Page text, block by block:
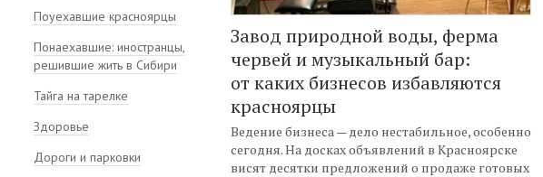
Поуехавшие красноярцы
Понаехавшие: иностранцы,
решившие жить в Сибири
Тайга на тарелке
Здоровье
Дороги и парковки
Завод природной воды, ферма
червей и музыкальный бар:
от каких бизнесов избавляются
красноярцы
Ведение бизнеса — дело нестабильное, особенно
сегодня. На досках объявлений в Красноярске
висят десятки предложений о продаже готовых